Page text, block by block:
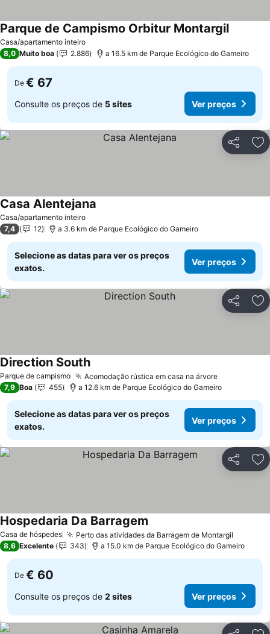
Casa/apartamento inteiro
Parque de Campismo Orbitur MontargilVer
8,0 Muito boa 2.886 a 16.5 km de Parque Ecológico do Gameiro
De € 67
Consulte os preços de 5 sites Ver preços
Partilhar
Casa/apartamento inteiro
Casa Alentejana
7,4 12 a 3.6 km de Parque Ecológico do Gameiro
Selecione as datas para ver os preços
exatos.
Ver preços
Partilhar
Parque de campismo Acomodação rústica em casa na árvoreVer preços
Direction SouthVer preços
7,9 Boa 455 a 12.6 km de Parque Ecológico do Gameiro
Selecione as datas para ver os preços
exatos.
Ver preços
Partilhar
Casa de hóspedes Perto das atividades da Barragem de Montargil
Hospedaria Da Barragem
8,6 Excelente 343 a 15.0 km de Parque Ecológico do Gameiro
De € 60
Consulte os preços de 2 sites Ver preços